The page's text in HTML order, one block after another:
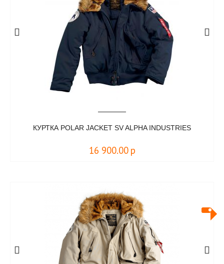
КУРТКА POLAR JACKET SV ALPHA INDUSTRIES
16 900.00 р